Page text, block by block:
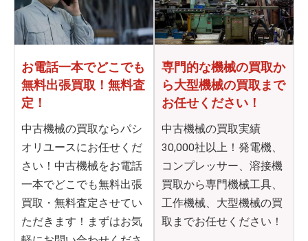
お電話一本でどこでも
無料出張買取！無料査
定！
中古機械の買取ならパシ
オリユースにお任せくだ
さい！中古機械をお電話
一本でどこでも無料出張
買取・無料査定させてい
ただきます！まずはお気
専門的な機械の買取か
ら大型機械の買取まで
お任せください！
中古機械の買取実績
30,000社以上！発電機、
コンプレッサー、溶接機
買取から専門機械工具、
工作機械、大型機械の買
取までお任せください！